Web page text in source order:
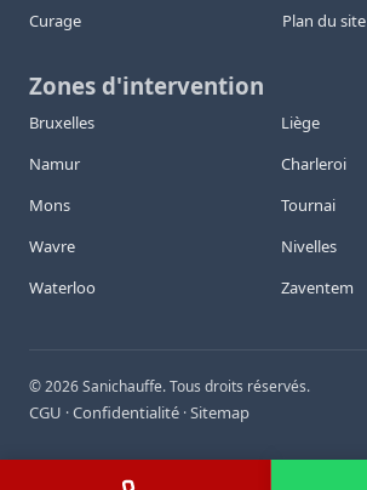
Curage
Plan du site
Zones d'intervention
Bruxelles
Liège
Namur
Charleroi
Mons
Tournai
Wavre
Nivelles
Waterloo
Zaventem
©2026Sanichauffe. Tous droits réservés.
CGU ·Confidentialité ·Sitemap